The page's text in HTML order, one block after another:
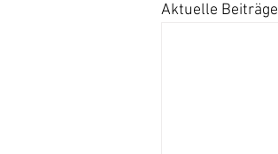
Aktuelle Beiträge